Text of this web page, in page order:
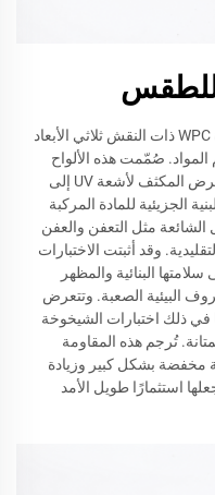
للطقس
تُعد متانة ألواح الجدران المصنوعة من مادة WPC ذات النقش ثلاثي الأبعاد
المواد. صُمّمت هذه الألواح
لتتحمل الظروف المناخية القاسية، من التعرض المكثف لأشعة UV إلى
الجزيئية للمادة المركبة
الشائعة مثل التعفن والعفن
وقد أثبتت الاختبارات
البنائية والمظهر
البيئية الصعبة. وتتعرض
في ذلك اختبارات الشيخوخة
تُرجم هذه المقاومة
مخفضة بشكل كبير وزيادة
استثمارًا طويل الأمد